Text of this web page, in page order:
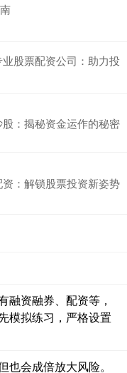
股票配资公司：助力投
：揭秘资金运作的秘密
：解锁股票投资新姿势
融资融券、配资等，
模拟练习，严格设置
会成倍放大风险。